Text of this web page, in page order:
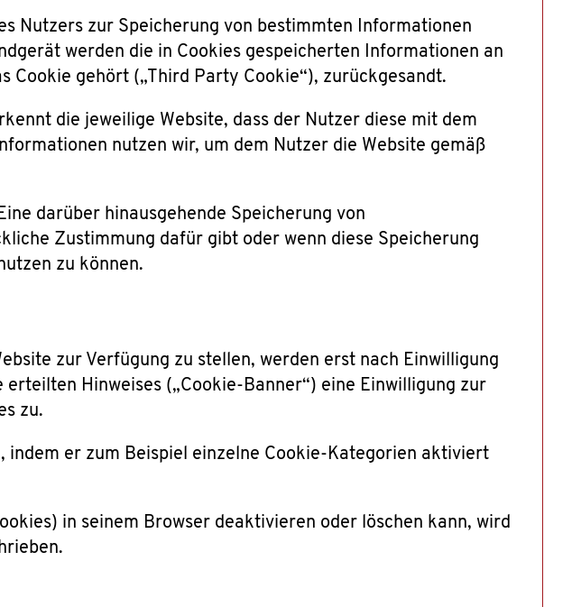
Nutzers zur Speicherung von bestimmten Informationen
werden die in Cookies gespeicherten Informationen an
Cookie gehört („Third Party Cookie“), zurückgesandt.
die jeweilige Website, dass der Nutzer diese mit dem
nutzen wir, um dem Nutzer die Website gemäß
darüber hinausgehende Speicherung von
Zustimmung dafür gibt oder wenn diese Speicherung
zu können.
zur Verfügung zu stellen, werden erst nach Einwilligung
Hinweises („Cookie-Banner“) eine Einwilligung zur
zu.
indem er zum Beispiel einzelne Cookie-Kategorien aktiviert
in seinem Browser deaktivieren oder löschen kann, wird